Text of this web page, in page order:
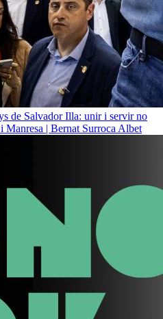
de Salvador Illa: unir i servir no
Manresa | Bernat Surroca Albet